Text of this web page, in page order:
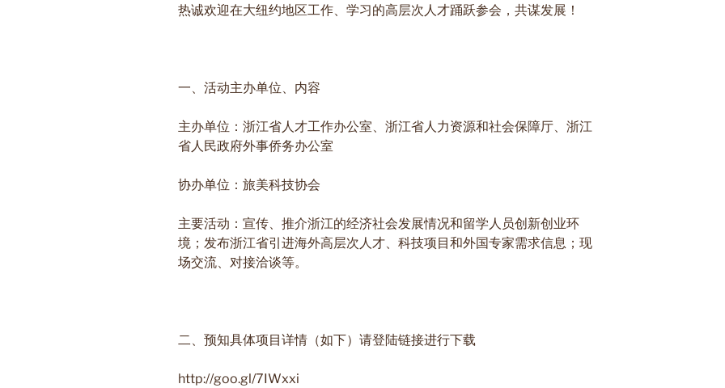
热诚欢迎在大纽约地区工作、学习的高层次人才踊跃参会，共谋发展！
一、活动主办单位、内容
主办单位：浙江省人才工作办公室、浙江省人力资源和社会保障厅、浙江
省人民政府外事侨务办公室
协办单位：旅美科技协会
主要活动：宣传、推介浙江的经济社会发展情况和留学人员创新创业环
境；发布浙江省引进海外高层次人才、科技项目和外国专家需求信息；现
场交流、对接洽谈等。
二、预知具体项目详情（如下）请登陆链接进行下载
http://goo.gl/7IWxxi